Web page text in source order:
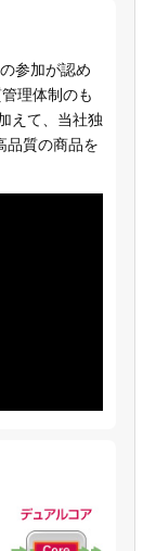
参加が認め
理体制のも
えて、当社独
品質の商品を